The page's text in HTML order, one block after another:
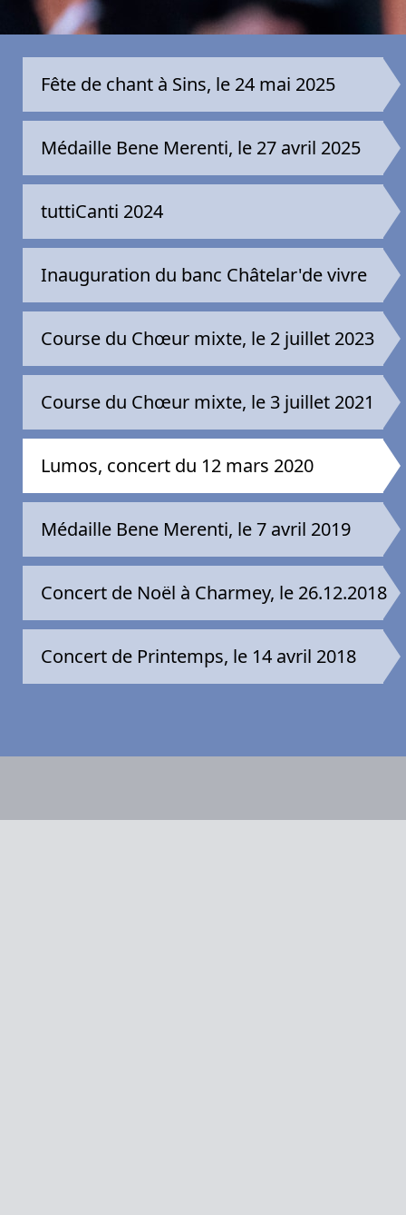
Fête de chant à Sins, le 24 mai 2025
Médaille Bene Merenti, le 27 avril 2025
tuttiCanti 2024
Inauguration du banc Châtelar'de vivre
Course du Chœur mixte, le 2 juillet 2023
Course du Chœur mixte, le 3 juillet 2021
Lumos, concert du 12 mars 2020
Médaille Bene Merenti, le 7 avril 2019
Concert de Noël à Charmey, le 26.12.2018
Concert de Printemps, le 14 avril 2018